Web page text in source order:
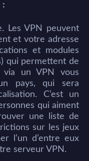
:
Les VPN peuvent
et votre adresse
et modules
qui permettent de
un VPN vous
pays, qui sera
C’est un
qui aiment
une liste de
sur les jeux
l’un d’entre eux
serveur VPN.